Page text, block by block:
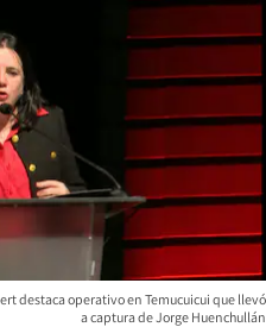
destaca operativo en Temucuicui que llevó
a captura de Jorge Huenchullán